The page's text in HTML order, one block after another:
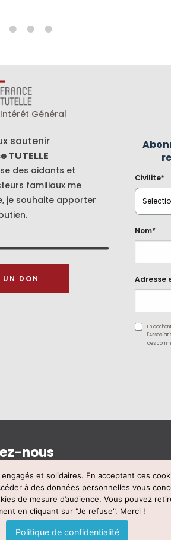
Général
soutenir
TUTELLE
des aidants et
familiaux me
je souhaite apporter
DON
Civilite*
Nom*
Adresse
En
ces
nous
- Tél : 09 83 59 78 03
de confidentialité
et solidaires. En acceptant ces
à des données personnelles vous
de mesure d’audience. Vous pouvez
en cliquant sur "Je refuse". Merci !
Politique de confidentialité